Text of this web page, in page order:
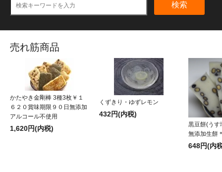
検索
売れ筋商品
かたやき金剛棒 3種3枚￥１
６２０賞味期限９０日無添加
アルコール不使用
1,620円(内税)
くずきり・ゆずレモン
432円(内税)
黒豆餅(うす
無添加生餅
648円(内